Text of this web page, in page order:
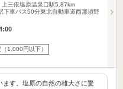
上三依塩原温泉口駅5.87km
下車バス50分東北自動車道西那須野
1,000円以下）
す。塩原の自然の雄大さに驚